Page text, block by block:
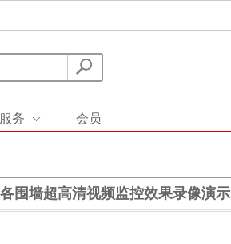
服务 会员
围墙超高清视频监控效果录像演示